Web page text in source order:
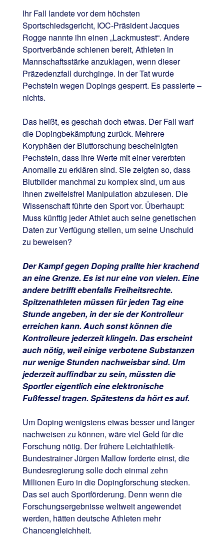
Ihr Fall landete vor dem höchsten
Sportschiedsgericht, IOC-Präsident Jacques
Rogge nannte ihn einen „Lackmustest“. Andere
Sportverbände schienen bereit, Athleten in
Mannschaftsstärke anzuklagen, wenn dieser
Präzedenzfall durchginge. In der Tat wurde
Pechstein wegen Dopings gesperrt. Es passierte –
nichts.
Das heißt, es geschah doch etwas. Der Fall warf
die Dopingbekämpfung zurück. Mehrere
Koryphäen der Blutforschung bescheinigten
Pechstein, dass ihre Werte mit einer vererbten
Anomalie zu erklären sind. Sie zeigten so, dass
Blutbilder manchmal zu komplex sind, um aus
ihnen zweifelsfrei Manipulation abzulesen. Die
Wissenschaft führte den Sport vor. Überhaupt:
Muss künftig jeder Athlet auch seine genetischen
Daten zur Verfügung stellen, um seine Unschuld
zu beweisen?
Der Kampf gegen Doping prallte hier krachend
an eine Grenze. Es ist nur eine von vielen. Eine
andere betrifft ebenfalls Freiheitsrechte.
Spitzenathleten müssen für jeden Tag eine
Stunde angeben, in der sie der Kontrolleur
erreichen kann. Auch sonst können die
Kontrolleure jederzeit klingeln. Das erscheint
auch nötig, weil einige verbotene Substanzen
nur wenige Stunden nachweisbar sind. Um
jederzeit auffindbar zu sein, müssten die
Sportler eigentlich eine elektronische
Fußfessel tragen. Spätestens da hört es auf.
Um Doping wenigstens etwas besser und länger
nachweisen zu können, wäre viel Geld für die
Forschung nötig. Der frühere Leichtathletik-
Bundestrainer Jürgen Mallow forderte einst, die
Bundesregierung solle doch einmal zehn
Millionen Euro in die Dopingforschung stecken.
Das sei auch Sportförderung. Denn wenn die
Forschungsergebnisse weltweit angewendet
werden, hätten deutsche Athleten mehr
Chancengleichheit.